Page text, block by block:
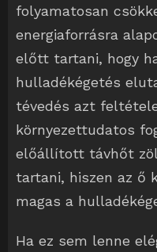
folyamatosan
energiaforrásra
előtt tartani, hogy
hulladékégetés
tévedés azt
környezettudatos
előállított távhőt
tartani, hiszen az ő
magas a
Ha ez sem lenne